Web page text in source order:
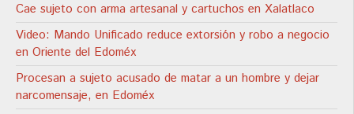
Cae sujeto con arma artesanal y cartuchos en Xalatlaco
Video: Mando Unificado reduce extorsión y robo a negocio
en Oriente del Edoméx
Procesan a sujeto acusado de matar a un hombre y dejar
narcomensaje, en Edoméx